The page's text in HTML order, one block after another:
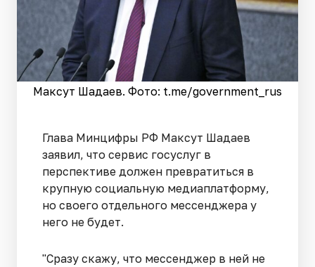
Максут Шадаев. Фото: t.me/government_rus
Глава Минцифры РФ Максут Шадаев
заявил, что сервис госуслуг в
перспективе должен превратиться в
крупную социальную медиаплатформу,
но своего отдельного мессенджера у
него не будет.
"Сразу скажу, что мессенджер в ней не